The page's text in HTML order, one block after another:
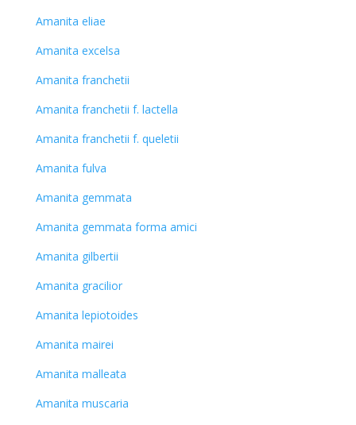
Amanita eliae
Amanita excelsa
Amanita franchetii
Amanita franchetii f. lactella
Amanita franchetii f. queletii
Amanita fulva
Amanita gemmata
Amanita gemmata forma amici
Amanita gilbertii
Amanita gracilior
Amanita lepiotoides
Amanita mairei
Amanita malleata
Amanita muscaria